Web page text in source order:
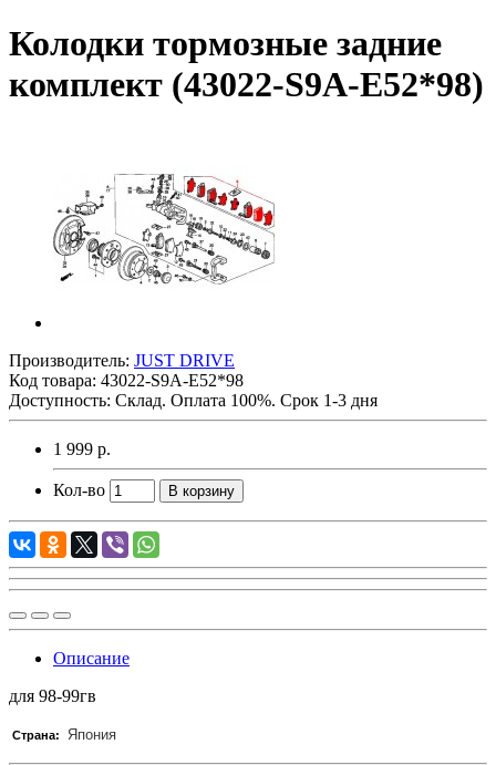
Колодки тормозные задние
комплект (43022-S9A-E52*98)
Производитель: JUST DRIVE
Код товара: 43022-S9A-E52*98
Доступность: Склад. Оплата 100%. Срок 1-3 дня
1 999 р.
Кол-во В корзину
Описание
для 98-99гв
Страна: Япония